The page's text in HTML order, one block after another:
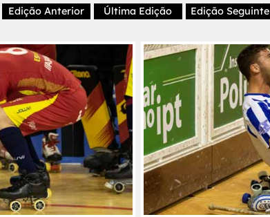
Edição Anterior Última Edição Edição Seguinte